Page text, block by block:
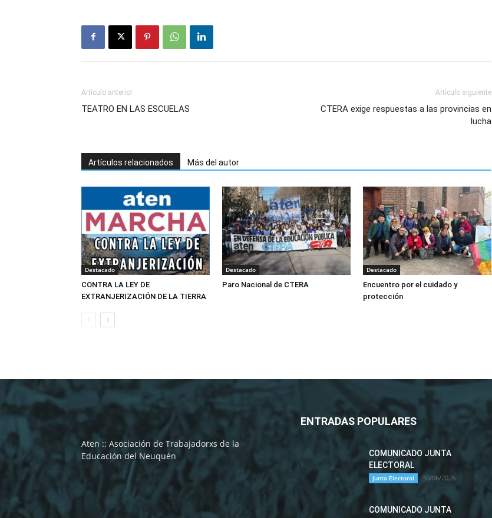
Artículo anterior
TEATRO EN LAS ESCUELAS
Artículo siguiente
CTERA exige respuestas a las provincias en
lucha
Artículos relacionados Más del autor
Destacado
CONTRA LA LEY DE
EXTRANJERIZACIÓN DE LA TIERRA
Destacado
Paro Nacional de CTERA
Destacado
Encuentro por el cuidado y
protección
Aten :: Asociación de Trabajadorxs de la
Educación del Neuquén
ENTRADAS POPULARES
COMUNICADO JUNTA
ELECTORAL
Junta Electoral 30/06/2026
COMUNICADO JUNTA